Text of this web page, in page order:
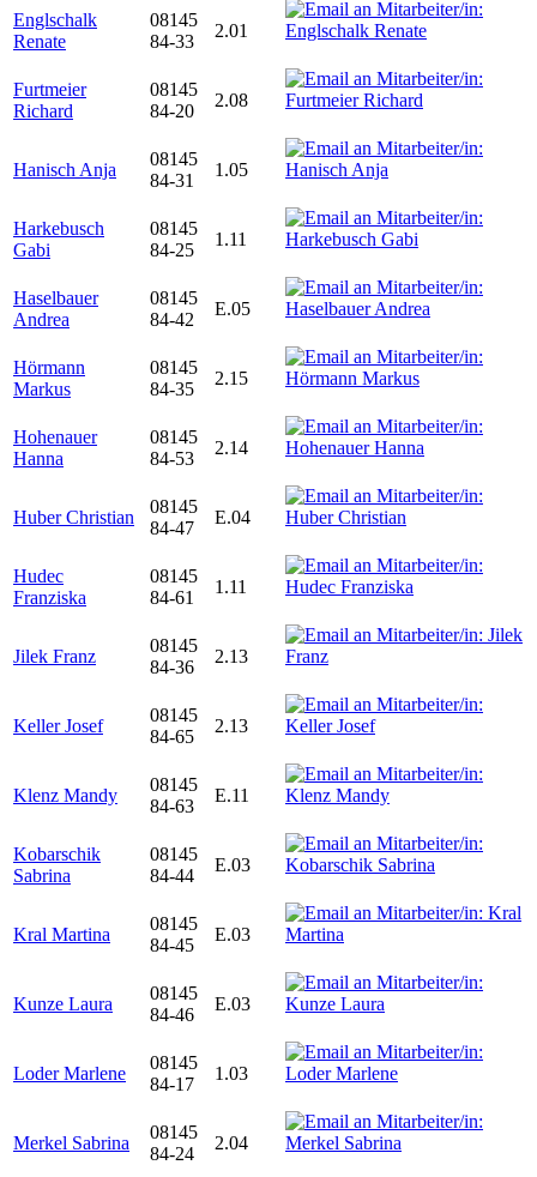
Englschalk
Renate
08145
84-33
2.01
Furtmeier
Richard
08145
84-20
2.08
Hanisch Anja
08145
84-31
1.05
Harkebusch
Gabi
08145
84-25
1.11
Haselbauer
Andrea
08145
84-42
E.05
Hörmann
Markus
08145
84-35
2.15
Hohenauer
Hanna
08145
84-53
2.14
Huber Christian
08145
84-47
E.04
Hudec
Franziska
08145
84-61
1.11
Jilek Franz
08145
84-36
2.13
Keller Josef
08145
84-65
2.13
Klenz Mandy
08145
84-63
E.11
Kobarschik
Sabrina
08145
84-44
E.03
Kral Martina
08145
84-45
E.03
Kunze Laura
08145
84-46
E.03
Loder Marlene
08145
84-17
1.03
Merkel Sabrina
08145
84-24
2.04